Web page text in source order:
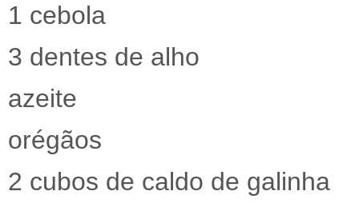
1 cebola
3 dentes de alho
azeite
orégãos
2 cubos de caldo de galinha